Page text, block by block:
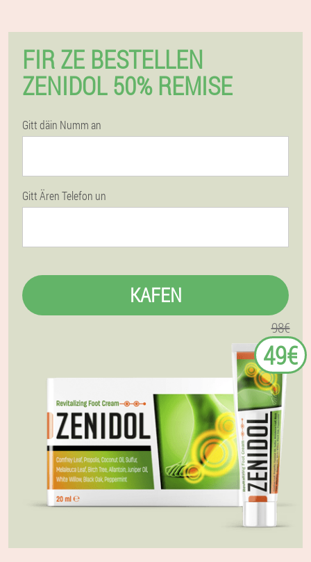
FIR ZE BESTELLEN
ZENIDOL 50% REMISE
Gitt däin Numm an
Gitt Ären Telefon un
KAFEN
98€
49€